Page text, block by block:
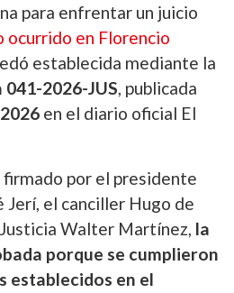
para enfrentar un juicio
en Florencio
establecida mediante la
2026-JUS, publicada
en el diario oficial El
por el presidente
Jerí, el canciller Hugo de
Walter Martínez, la
porque se cumplieron
establecidos en el